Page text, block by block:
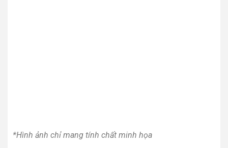
*Hình ảnh chỉ mang tính chất minh họa